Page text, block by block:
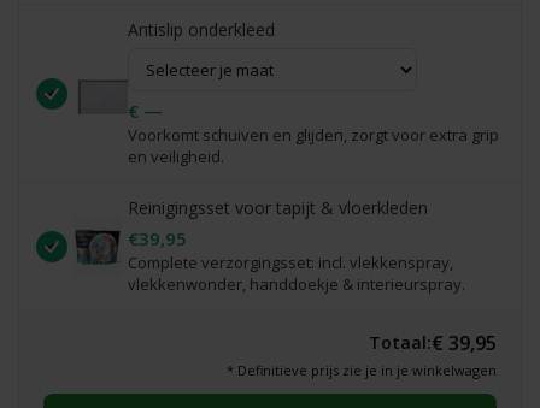
Antislip onderkleed
€ —
Voorkomt schuiven en glijden, zorgt voor extra grip
en veiligheid.
Reinigingsset voor tapijt & vloerkleden
€39,95
Complete verzorgingsset: incl. vlekkenspray,
vlekkenwonder, handdoekje & interieurspray.
Totaal:€ 39,95
* Definitieve prijs zie je in je winkelwagen